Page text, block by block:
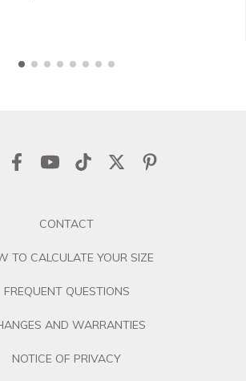
CONTACT
TO CALCULATE YOUR SIZE
FREQUENT QUESTIONS
AND WARRANTIES
NOTICE OF PRIVACY